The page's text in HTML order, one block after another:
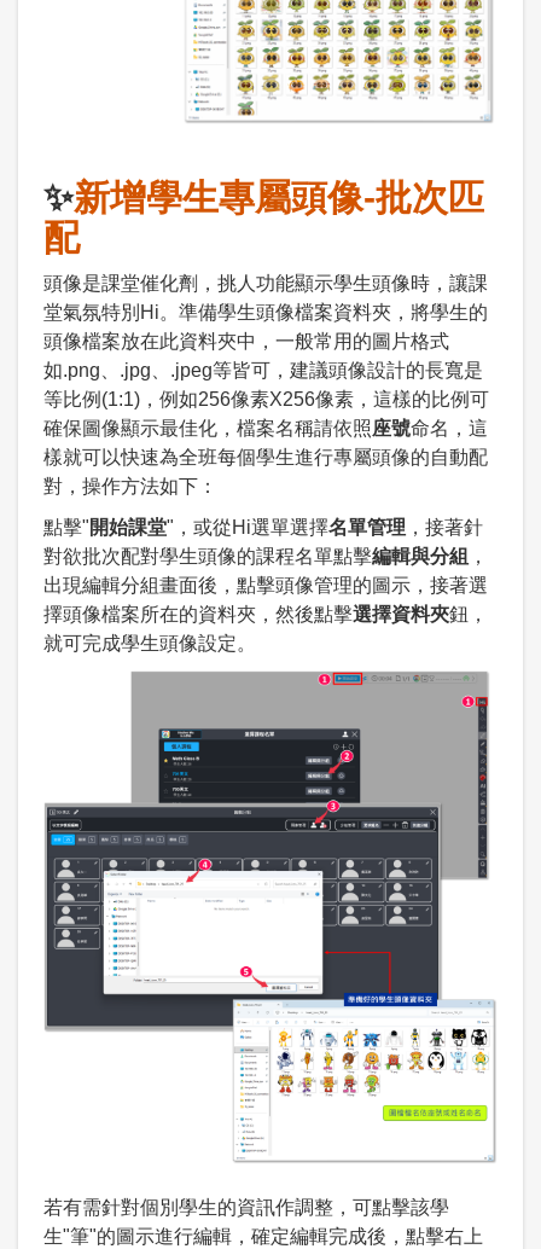
✨新增學生專屬頭像-批次匹
配
頭像是課堂催化劑，挑人功能顯示學生頭像時，讓課
堂氣氛特別Hi。準備學生頭像檔案資料夾，將學生的
頭像檔案放在此資料夾中，一般常用的圖片格式
如.png、.jpg、.jpeg等皆可，建議頭像設計的長寬是
等比例(1:1)，例如256像素X256像素，這樣的比例可
確保圖像顯示最佳化，檔案名稱請依照座號命名，這
樣就可以快速為全班每個學生進行專屬頭像的自動配
對，操作方法如下：
點擊"開始課堂"，或從Hi選單選擇名單管理 ，接著針
對欲批次配對學生頭像的課程名單點擊編輯與分組 ，
出現編輯分組畫面後，點擊頭像管理的圖示，接著選
擇頭像檔案所在的資料夾，然後點擊選擇資料夾鈕，
就可完成學生頭像設定。
若有需針對個別學生的資訊作調整，可點擊該學
生"筆"的圖示進行編輯，確定編輯完成後，點擊右上